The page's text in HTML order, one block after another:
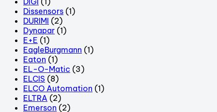
Dissensors (1)
DURIMI (2)
Dynapar (1)
E+E (1)
EagleBurgmann (1)
Eaton (1)
EL-O-Matic (3)
ELCIS (8)
ELCO Automation (1)
ELTRA (2)
Emerson (2)